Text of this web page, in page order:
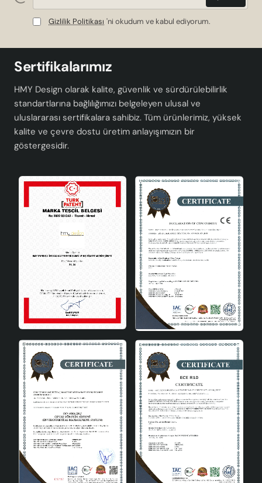
Gizlilik Politikası 'ni okudum ve kabul ediyorum.
Sertifikalarımız
HMY Design olarak kalite, güvenlik ve sürdürülebilirlik
standartlarına bağlılığımızı belgeleyen ulusal ve
uluslararası sertifikalara sahibiz. Tüm ürünlerimiz, yüksek
kalite ve çevre dostu üretim anlayışımızın bir
göstergesidir.